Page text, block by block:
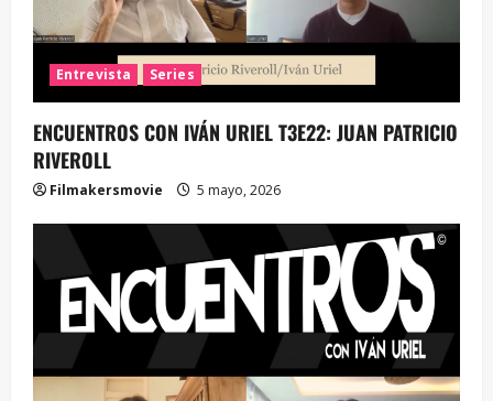
Entrevista Series
ENCUENTROS CON IVÁN URIEL T3E22: JUAN PATRICIO
RIVEROLL
Filmakersmovie 5 mayo, 2026